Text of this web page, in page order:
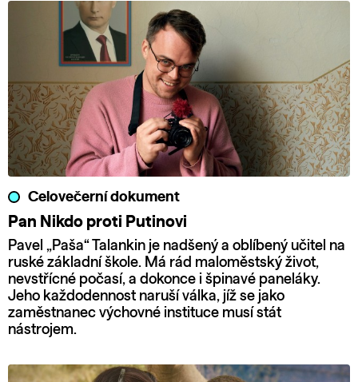
Celovečerní dokument
Pan Nikdo proti Putinovi
Pavel „Paša“ Talankin je nadšený a oblíbený učitel na
ruské základní škole. Má rád maloměstský život,
nevstřícné počasí, a dokonce i špinavé paneláky.
Jeho každodennost naruší válka, jíž se jako
zaměstnanec výchovné instituce musí stát
nástrojem.